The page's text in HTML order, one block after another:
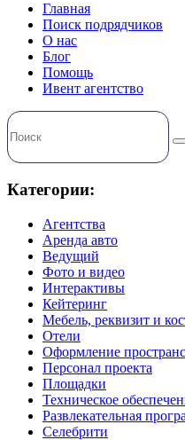
Главная
Поиск подрядчиков
О нас
Блог
Помощь
Ивент агентство
Категории:
Агентства
Аренда авто
Ведущий
Фото и видео
Интерактивы
Кейтеринг
Мебель, реквизит и
Отели
Оформление
Персонал проекта
Площадки
Техническое
Развлекательная
Селебрити